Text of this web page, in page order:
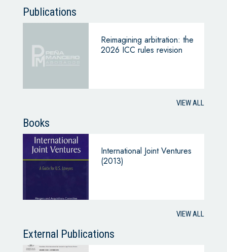
Publications
Reimagining arbitration: the
2026 ICC rules revision
VIEW ALL
Books
International Joint Ventures
(2013)
VIEW ALL
External Publications